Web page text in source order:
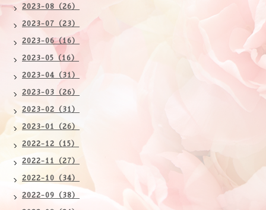
2023-08（26）
2023-07（23）
2023-06（16）
2023-05（16）
2023-04（31）
2023-03（26）
2023-02（31）
2023-01（26）
2022-12（15）
2022-11（27）
2022-10（34）
2022-09（38）